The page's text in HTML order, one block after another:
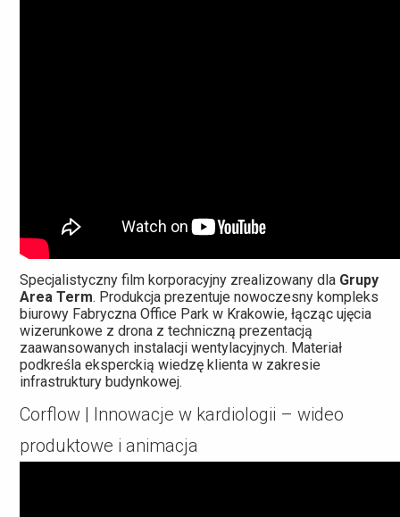
Specjalistyczny film korporacyjny zrealizowany dla Grupy
Area Term. Produkcja prezentuje nowoczesny kompleks
biurowy Fabryczna Office Park w Krakowie, łącząc ujęcia
wizerunkowe z drona z techniczną prezentacją
zaawansowanych instalacji wentylacyjnych. Materiał
podkreśla eksperckią wiedzę klienta w zakresie
infrastruktury budynkowej.
Corflow | Innowacje w kardiologii – wideo
produktowe i animacja